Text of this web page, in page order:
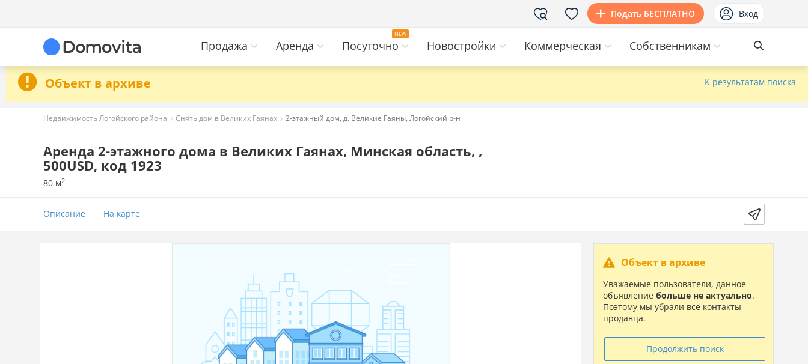
Подать БЕСПЛАТНО Вход
Продажа Аренда Посуточно Новостройки Коммерческая Собственникам
Объект в архиве К результатам поиска
Недвижимость Логойского района Снять дом в Великих Гаянах 2-этажный дом, д. Великие Гаяны, Логойский р-н
Аренда 2-этажного дома в Великих Гаянах, Минская область, ,
500USD, код 1923
80 м2
Описание На карте
Объект в архиве
Уважаемые пользователи, данное
объявление больше не актуально.
Поэтому мы убрали все контакты
продавца.
Продолжить поиск